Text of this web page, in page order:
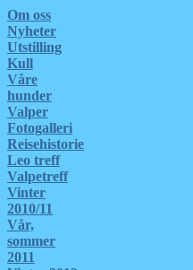
Om oss
Nyheter
Utstilling
Kull
Våre
hunder
Valper
Fotogalleri
Reisehistorie
Leo treff
Valpetreff
Vinter
2010/11
Vår,
sommer
2011